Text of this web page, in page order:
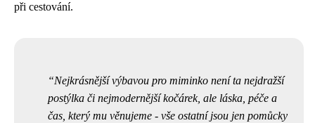
při cestování.
Nejkrásnější výbavou pro miminko není ta nejdražší
postýlka či nejmodernější kočárek, ale láska, péče a
čas, který mu věnujeme - vše ostatní jsou jen pomůcky